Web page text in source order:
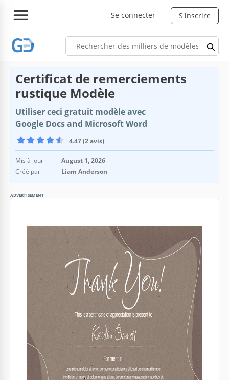
Se connecter S'inscrire
Certificat de remerciements
rustique Modèle
Utiliser ceci gratuit modèle avec
Google Docs and Microsoft Word
4.47 (2 avis)
Mis à jour
August 1, 2026
Créé par
Liam Anderson
ADVERTISEMENT